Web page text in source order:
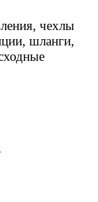
чехлы
шланги,